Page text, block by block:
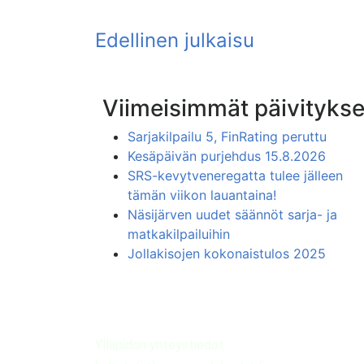
Viimeisimmät
Sarjakilpailu 5, FinRating peruttu
Kesäpäivän purjehdus 15.8.2026
SRS-kevytveneregatta tulee jälleen
tämän viikon lauantaina!
Näsijärven uudet säännöt sarja- ja
matkakilpailuihin
Jollakisojen kokonaistulos 2025